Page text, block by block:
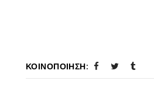
ΚΟΙΝΟΠΟΊΗΣΗ: